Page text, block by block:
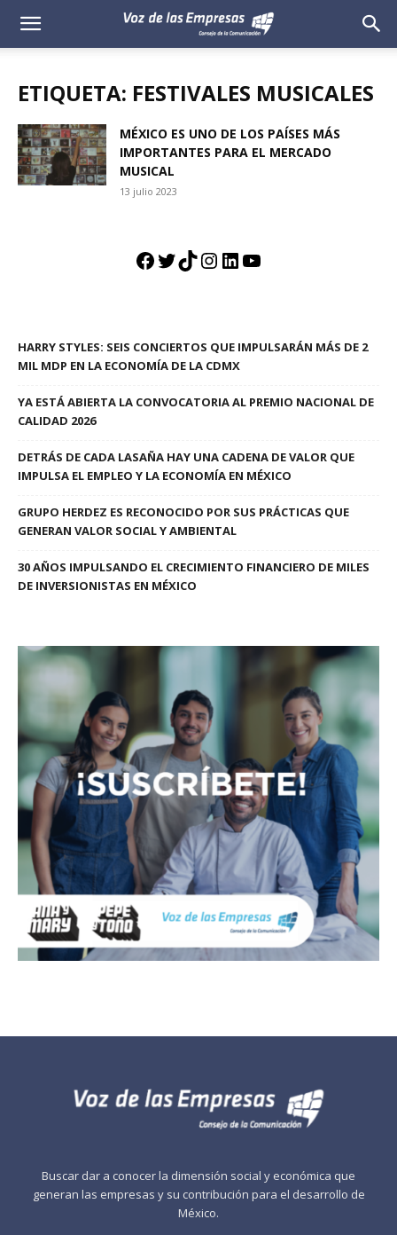
Voz
Empresas
ETIQUETA: FESTIVALES MUSICALES
MÉXICO ES UNO DE LOS PAÍSES MÁS
IMPORTANTES PARA EL MERCADO
MUSICAL
13 julio 2023
Facebook
Twitter
TikTok
Instagram
LinkedIn
YouTube
HARRY STYLES: SEIS CONCIERTOS QUE IMPULSARÁN MÁS DE 2
MIL MDP EN LA ECONOMÍA DE LA CDMX
YA ESTÁ ABIERTA LA CONVOCATORIA AL PREMIO NACIONAL DE
CALIDAD 2026
DETRÁS DE CADA LASAÑA HAY UNA CADENA DE VALOR QUE
IMPULSA EL EMPLEO Y LA ECONOMÍA EN MÉXICO
GRUPO HERDEZ ES RECONOCIDO POR SUS PRÁCTICAS QUE
GENERAN VALOR SOCIAL Y AMBIENTAL
30 AÑOS IMPULSANDO EL CRECIMIENTO FINANCIERO DE MILES
DE INVERSIONISTAS EN MÉXICO
Buscar dar a conocer la dimensión social y económica que
generan las empresas y su contribución para el desarrollo de
México.